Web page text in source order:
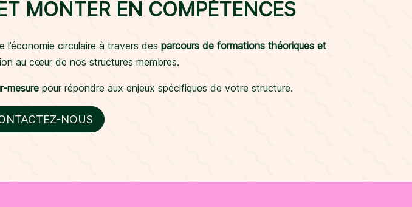
MONTER EN COMPÉTENCES
circulaire à travers des parcours de formations théoriques et
au cœur de nos structures membres.
mesure pour répondre aux enjeux spécifiques de votre structure.
NOUS